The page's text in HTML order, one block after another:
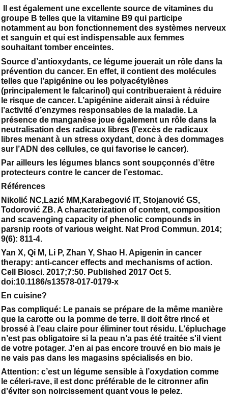
Il est également une excellente source de vitamines du
groupe B telles que la vitamine B9 qui participe
notamment au bon fonctionnement des systèmes nerveux
et sanguin et qui est indispensable aux femmes
souhaitant tomber enceintes.
Source d’antioxydants, ce légume jouerait un rôle dans la
prévention du cancer. En effet, il contient des molécules
telles que l’apigénine ou les polyacétylènes
(principalement le falcarinol) qui contribueraient à réduire
le risque de cancer. L’apigénine aiderait ainsi à réduire
l’activité d’enzymes responsables de la maladie. La
présence de manganèse joue également un rôle dans la
neutralisation des radicaux libres (l’excès de radicaux
libres menant à un stress oxydant, donc à des dommages
sur l’ADN des cellules, ce qui favorise le cancer).
Par ailleurs les légumes blancs sont soupçonnés d’être
protecteurs contre le cancer de l’estomac.
Références
Nikolić NC,Lazić MM,Karabegović IT, Stojanović GS,
Todorović ZB. A characterization of content, composition
and scavenging capacity of phenolic compounds in
parsnip roots of various weight. Nat Prod Commun. 2014;
9(6): 811-4.
Yan X, Qi M, Li P, Zhan Y, Shao H. Apigenin in cancer
therapy: anti-cancer effects and mechanisms of action.
Cell Biosci. 2017;7:50. Published 2017 Oct 5.
doi:10.1186/s13578-017-0179-x
En cuisine?
Pas compliqué: Le panais se prépare de la même manière
que la carotte ou la pomme de terre. Il doit être rincé et
brossé à l’eau claire pour éliminer tout résidu. L’épluchage
n’est pas obligatoire si la peau n’a pas été traitée s'il vient
de votre potager. J'en ai pas encore trouvé en bio mais je
ne vais pas dans les magasins spécialisés en bio.
Attention: c’est un légume sensible à l’oxydation comme
le céleri-rave, il est donc préférable de le citronner afin
d’éviter son noircissement quant vous le pelez.